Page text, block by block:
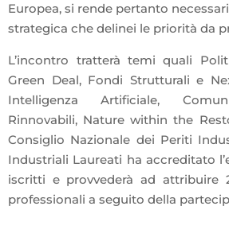
Europea, si rende pertanto
strategica che delinei le priorità da
L’incontro tratterà temi quali
Green Deal, Fondi Strutturali e
Intelligenza Artificiale,
Rinnovabili, Nature within the
Consiglio Nazionale dei Periti
Industriali Laureati ha accreditato
iscritti e provvederà ad attribuire
professionali a seguito della